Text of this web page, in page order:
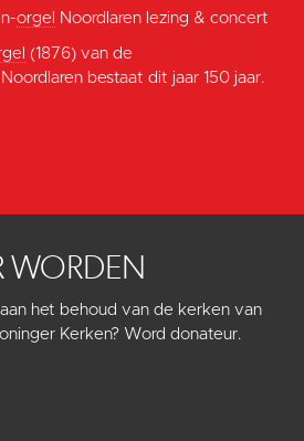
orgel Noordlaren lezing & concert
(1876) van de
bestaat dit jaar 150 jaar.
WORDEN
het behoud van de kerken van
Kerken? Word donateur.